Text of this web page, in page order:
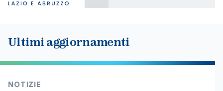
Ultimi aggiornamenti
NOTIZIE